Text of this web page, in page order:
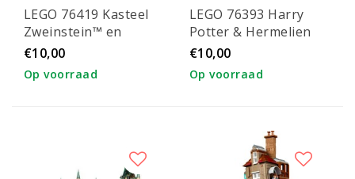
LEGO 76419 Kasteel
Zweinstein™ en
terrein
€10,00
Op voorraad
LEGO 76393 Harry
Potter & Hermelien
Griffel
€10,00
Op voorraad